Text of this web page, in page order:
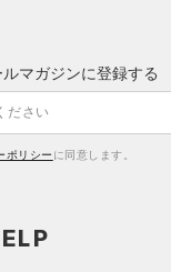
ルマガジンに登録する
ポリシー に同意します。